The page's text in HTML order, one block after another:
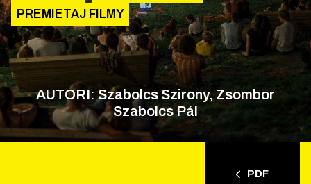
PREMIETAJ FILMY
AUTORI: Szabolcs Szirony, Zsombor
Szabolcs Pál
PDF